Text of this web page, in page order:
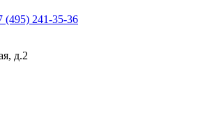
(495) 241-35-36
д.2